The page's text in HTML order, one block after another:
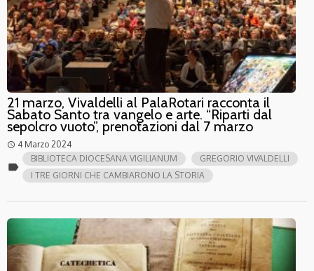
21 marzo, Vivaldelli al PalaRotari racconta il
Sabato Santo tra vangelo e arte. “Riparti dal
sepolcro vuoto”, prenotazioni dal 7 marzo
access_time 4 Marzo 2024
label
BIBLIOTECA DIOCESANA VIGILIANUM
GREGORIO VIVALDELLI
I TRE GIORNI CHE CAMBIARONO LA STORIA